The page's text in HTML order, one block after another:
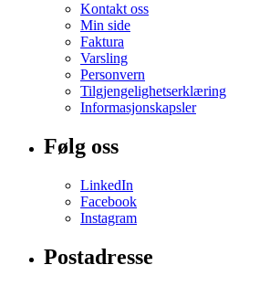
Kontakt oss
Min side
Faktura
Varsling
Personvern
Tilgjengelighetserklæring
Informasjonskapsler
Følg oss
LinkedIn
Facebook
Instagram
Postadresse